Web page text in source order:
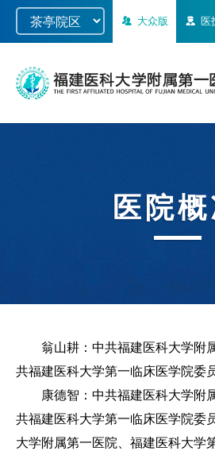
大众版 医
医院
翁山耕：中共福建医科大学附
共福建医科大学第一临床医学院委
康德智：中共福建医科大学附
共福建医科大学第一临床医学院委
大学附属第一医院、福建医科大学